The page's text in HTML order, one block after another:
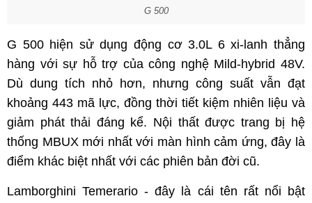
G 500
G 500 hiện sử dụng động cơ 3.0L 6 xi-lanh thẳng
hàng với sự hỗ trợ của công nghệ Mild-hybrid 48V.
Dù dung tích nhỏ hơn, nhưng công suất vẫn đạt
khoảng 443 mã lực, đồng thời tiết kiệm nhiên liệu và
giảm phát thải đáng kể. Nội thất được trang bị hệ
thống MBUX mới nhất với màn hình cảm ứng, đây là
điểm khác biệt nhất với các phiên bản đời cũ.
Lamborghini Temerario - đây là cái tên rất nổi bật